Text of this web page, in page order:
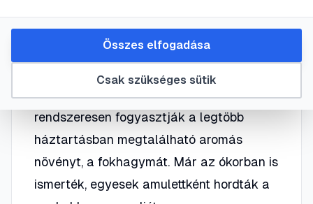
#antibiotikum #fokhagyma
keringési betegségek #koleszterin
Sokan ismerik és áldásos hatásai miatt
rendszeresen fogyasztják a legtöbb
háztartásban megtalálható aromás
növényt, a fokhagymát. Már az ókorban is
ismerték, egyesek amulettként hordták a
Csak szükséges sütik
Összes elfogadása